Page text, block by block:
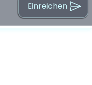
Einreichen